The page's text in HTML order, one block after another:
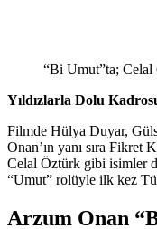
“Bi Umut”ta; Celal
Yıldızlarla Dolu
Filmde Hülya Duyar,
Onan’ın yanı sıra
Celal Öztürk gibi isimler
“Umut” rolüyle ilk kez
Arzum Onan